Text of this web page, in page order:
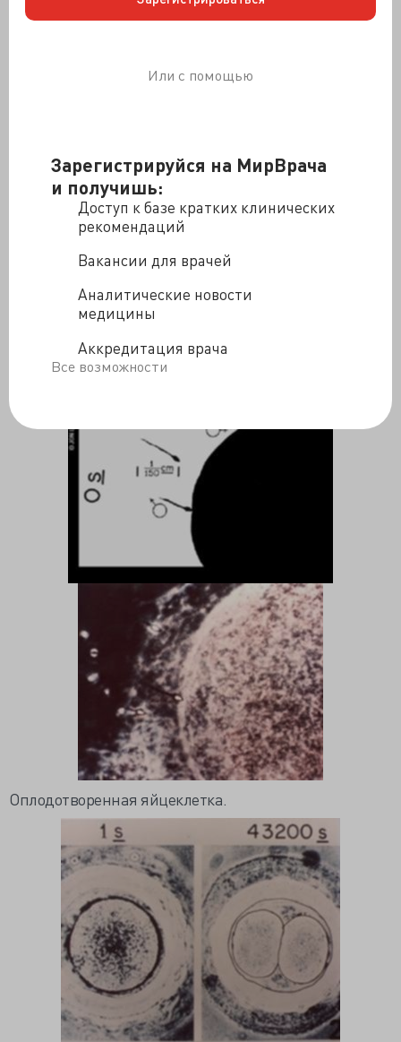
Зарегистрируйся на МирВрача
и получишь:
Доступ к базе кратких клинических
рекомендаций
Вакансии для врачей
Аналитические новости
медицины
Аккредитация врача
Все возможности
Или с помощью
Только схемы, никакого нагого тела.
Оплодотворение.
Оплодотворенная яйцеклетка.